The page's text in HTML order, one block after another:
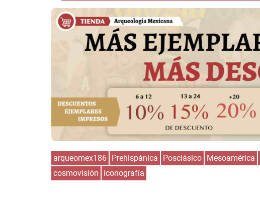
arqueomex186 Prehispánica Posclásico Mesoamérica
cosmovisión
iconografía